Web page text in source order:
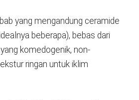
yang mengandung ceramide
beberapa), bebas dari
komedogenik, non-
ringan untuk iklim